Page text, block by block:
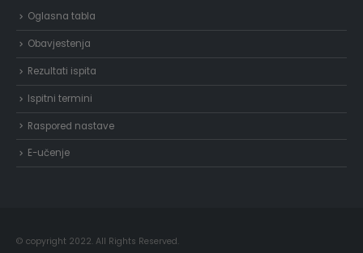
Oglasna tabla
Obavjestenja
Rezultati ispita
Ispitni termini
Raspored nastave
E-učenje
© copyright 2022. All Rights Reserved.